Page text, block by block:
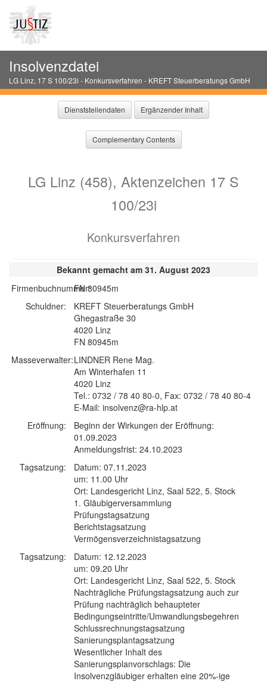
Insolvenzdatei
LG Linz, 17 S 100/23i - Konkursverfahren - KREFT Steuerberatungs GmbH
Dienststellendaten Ergänzender Inhalt
Complementary Contents
LG Linz (458), Aktenzeichen 17 S
100/23i
Konkursverfahren
Bekannt gemacht am 31. August 2023
Firmenbuchnummer:FN 80945m
Schuldner:
KREFT Steuerberatungs GmbH
Ghegastraße 30
4020 Linz
FN 80945m
Masseverwalter:LINDNER Rene Mag.
Am Winterhafen 11
4020 Linz
Tel.: 0732 / 78 40 80-0, Fax: 0732 / 78 40 80-4
E-Mail: insolvenz@ra-hlp.at
Eröffnung:
Beginn der Wirkungen der Eröffnung:
01.09.2023
Anmeldungsfrist: 24.10.2023
Tagsatzung:
Datum: 07.11.2023
um: 11.00 Uhr
Ort: Landesgericht Linz, Saal 522, 5. Stock
1. Gläubigerversammlung
Prüfungstagsatzung
Berichtstagsatzung
Vermögensverzeichnistagsatzung
Tagsatzung:
Datum: 12.12.2023
um: 09.20 Uhr
Ort: Landesgericht Linz, Saal 522, 5. Stock
Nachträgliche Prüfungstagsatzung auch zur
Prüfung nachträglich behaupteter
Bedingungseintritte/Umwandlungsbegehren
Schlussrechnungstagsatzung
Sanierungsplantagsatzung
Wesentlicher Inhalt des
Sanierungsplanvorschlags: Die
Insolvenzgläubiger erhalten eine 20%-ige